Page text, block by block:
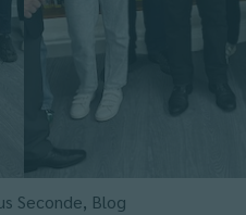
Seconde, Blog